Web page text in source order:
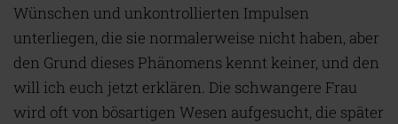
Wünschen und unkontrollierten Impulsen
unterliegen, die sie normalerweise nicht haben, aber
den Grund dieses Phänomens kennt keiner, und den
will ich euch jetzt erklären. Die schwangere Frau
wird oft von bösartigen Wesen aufgesucht, die später